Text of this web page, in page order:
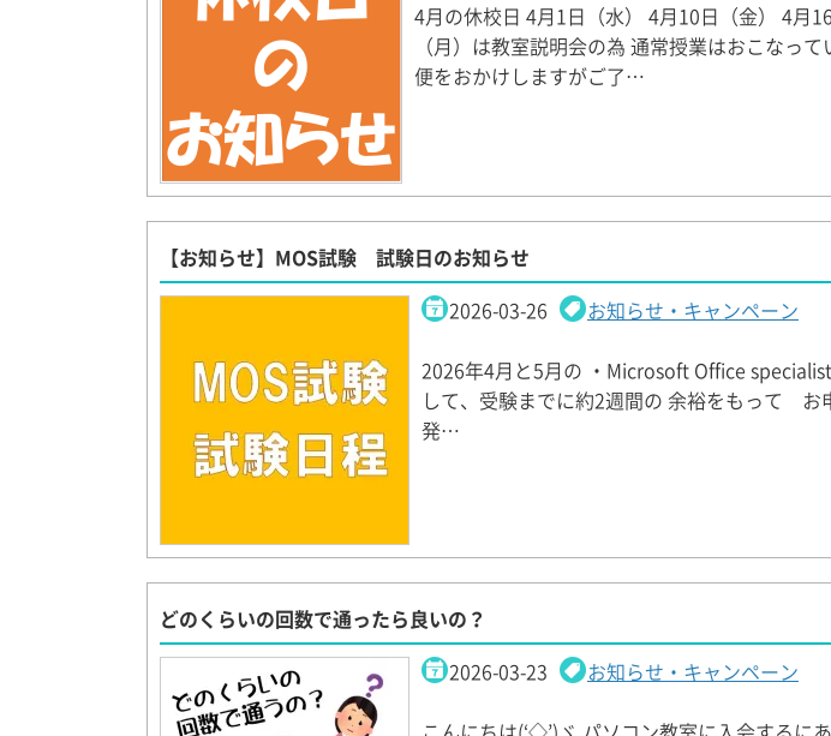
4月の休校日 4月1日（水） 4月10日（金） 4月
（月）は教室説明会の為 通常授業はおこなっ
便をおかけしますがご了…
【お知らせ】MOS試験 試験日のお知らせ
2026-03-26
お知らせ・キャンペーン
2026年4月と5月の ・Microsoft Office
して、受験までに約2週間の 余裕をもって
発…
どのくらいの回数で通ったら良いの？
2026-03-23
お知らせ・キャンペーン